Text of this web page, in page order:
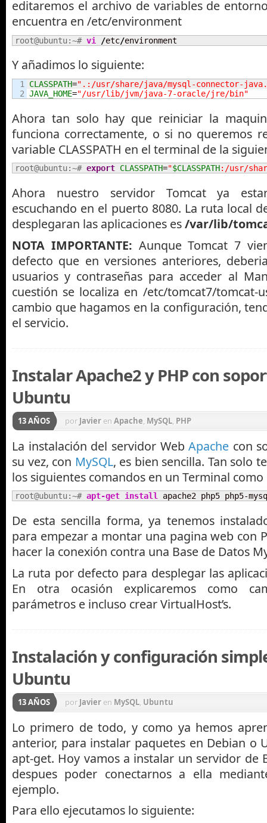
editaremos el archivo de variables de
encuentra en /etc/environment
root@ubuntu:~# vi /etc/environment
Y añadimos lo siguiente:
1
CLASSPATH=".:/usr/share/java/mysql-connector-
JAVA_HOME="/usr/lib/jvm/java-7-oracle/jre/bin"
Ahora tan solo hay que reiniciar la
funciona correctamente, o si no queremos
variable CLASSPATH en el terminal de la
root@ubuntu:~# export CLASSPATH="$CLASSPATH:/usr/
Ahora nuestro servidor Tomcat ya
escuchando en el puerto 8080. La ruta local
desplegaran las aplicaciones es/var/lib/
NOTA IMPORTANTE: Aunque Tomcat 7
defecto que en versiones anteriores,
usuarios y contraseñas para acceder al
cuestión se localiza en /etc/tomcat7/tomcat-
cambio que hagamos en la configuración,
el servicio.
Instalar Apache2 y PHP con
Ubuntu
13 AÑOS por Javier en Apache, MySQL, PHP
La instalación del servidor WebApache con
su vez, con MySQL, es bien sencilla. Tan solo
los siguientes comandos en un Terminal como
root@ubuntu:~# apt-get install apache2 php5 php5-
De esta sencilla forma, ya tenemos
para empezar a montar una pagina web con
hacer la conexión contra una Base de Datos
La ruta por defecto para desplegar las
En otra ocasión explicaremos como
parámetros e incluso crear VirtualHost’s.
Instalación y configuración
Ubuntu
13 AÑOS por Javier en MySQL, Ubuntu
Lo primero de todo, y como ya hemos
anterior, para instalar paquetes en Debian o
apt-get. Hoy vamos a instalar un servidor de
despues poder conectarnos a ella
ejemplo.
Para ello ejecutamos lo siguiente: